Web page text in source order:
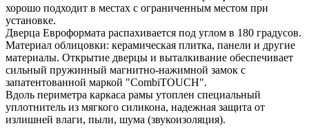
хорошо подходит в местах с ограниченным местом при
установке.
Дверца Евроформата распахивается под углом в 180 градусов.
Материал облицовки: керамическая плитка, панели и другие
материалы. Открытие дверцы и выталкивание обеспечивает
сильный пружинный магнитно-нажимной замок с
запатентованной маркой "CombiTOUCH".
Вдоль периметра каркаса рамы утоплен специальный
уплотнитель из мягкого силикона, надежная защита от
излишней влаги, пыли, шума (звукоизоляция).